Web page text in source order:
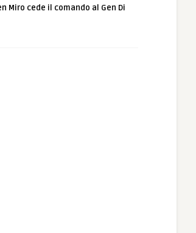
Miro cede il comando al Gen Di